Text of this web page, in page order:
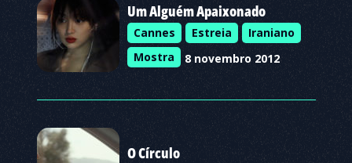
Um Alguém Apaixonado
Cannes Estreia
Iraniano
Mostra
8 novembro 2012
O Círculo